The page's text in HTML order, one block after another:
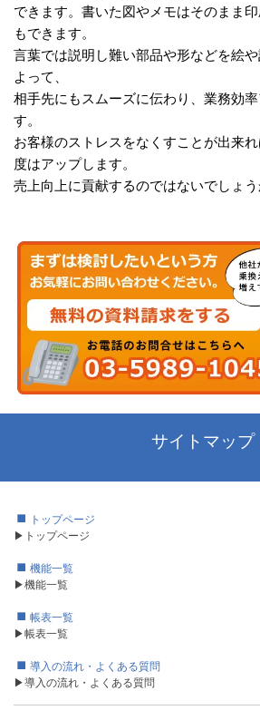
できます。書いた図やメモはそのまま
もできます。
言葉では説明し難い部品や形などを絵
よって、
相手先にもスムーズに伝わり、業務効
す。
お客様のストレスをなくすことが出来
度はアップします。
売上向上に貢献するのではないでしょう
サイトマップ
トップページ
▶トップページ
機能一覧
▶機能一覧
帳表一覧
▶帳表一覧
導入の流れ・よくある質問
▶導入の流れ・よくある質問